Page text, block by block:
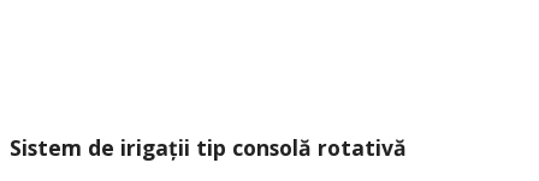
Sistem de irigații tip consolă rotativă